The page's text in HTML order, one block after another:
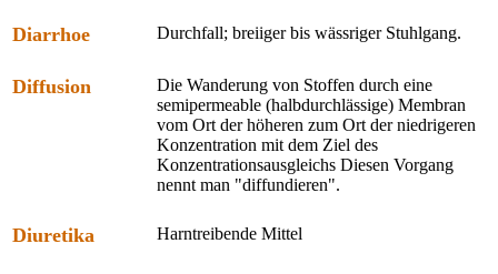
Diarrhoe Durchfall; breiiger bis wässriger Stuhlgang.
Diffusion
Die Wanderung von Stoffen durch eine
semipermeable (halbdurchlässige) Membran
vom Ort der höheren zum Ort der niedrigeren
Konzentration mit dem Ziel des
Konzentrationsausgleichs Diesen Vorgang
nennt man "diffundieren".
Diuretika Harntreibende Mittel